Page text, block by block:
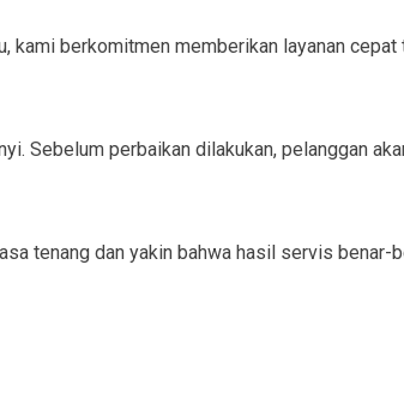
berkomitmen memberikan layanan
Sebelum perbaikan dilakukan, pelanggan
tenang dan yakin bahwa hasil servis benar-